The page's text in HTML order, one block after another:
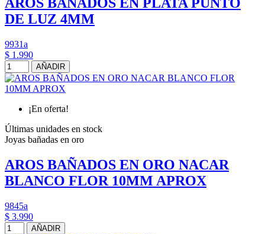
AROS BAÑADOS EN PLATA PUNTO
DE LUZ 4MM
9931a
$ 1.990
AÑADIR
¡En oferta!
Últimas unidades en stock
Joyas bañadas en oro
AROS BAÑADOS EN ORO NACAR
BLANCO FLOR 10MM APROX
9845a
$ 3.990
AÑADIR